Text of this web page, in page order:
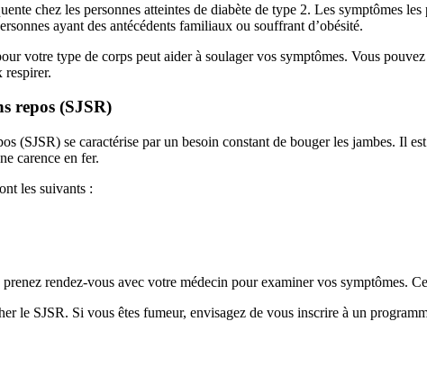
chez les personnes atteintes de diabète de type 2. Les symptômes
ayant des antécédents familiaux ou souffrant d’obésité.
votre type de corps peut aider à soulager vos symptômes. Vous
respirer.
repos (SJSR)
(SJSR) se caractérise par un besoin constant de bouger les jambes.
carence en fer.
les suivants :
rendez-vous avec votre médecin pour examiner vos symptômes.
le SJSR. Si vous êtes fumeur, envisagez de vous inscrire à un